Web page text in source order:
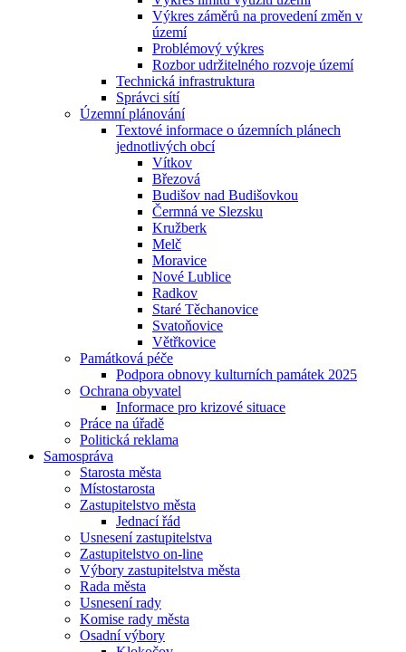
Výkres záměrů na provedení změn v
území
Problémový výkres
Rozbor udržitelného rozvoje území
Technická infrastruktura
Správci sítí
Územní plánování
Textové informace o územních plánech
jednotlivých obcí
Vítkov
Březová
Budišov nad Budišovkou
Čermná ve Slezsku
Kružberk
Melč
Moravice
Nové Lublice
Radkov
Staré Těchanovice
Svatoňovice
Větřkovice
Památková péče
Podpora obnovy kulturních památek 2025
Ochrana obyvatel
Informace pro krizové situace
Práce na úřadě
Politická reklama
Samospráva
Starosta města
Místostarosta
Zastupitelstvo města
Jednací řád
Usnesení zastupitelstva
Zastupitelstvo on-line
Výbory zastupitelstva města
Rada města
Usnesení rady
Komise rady města
Osadní výbory